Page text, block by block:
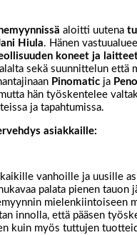
aloitti uutena
Hiula. Hänen
koneet ja
sekä suunnittelun että
Pinomatic ja
hän työskentelee
ja tapahtumissa.
asiakkaille:
vanhoille ja uusille
palata pienen tauon
mielenkiintoiseen
innolla, että pääsen
kuin myös tuttujen